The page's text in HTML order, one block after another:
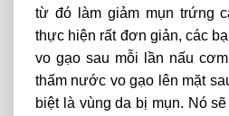
từ đó làm giảm mụn trứng
thực hiện rất đơn giản, các
vo gạo sau mỗi lần nấu
thấm nước vo gạo lên mặt
biệt là vùng da bị mụn. Nó